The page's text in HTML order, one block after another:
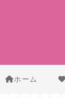
ホーム